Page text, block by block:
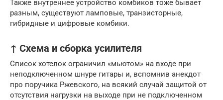
Также внутреннее устройство комбиков тоже бывает
разным, существуют ламповые, транзисторные,
гибридные и цифровые комбики.
↑ Схема и сборка усилителя
Список хотелок ограничил «мьютом» на входе при
неподключенном шнуре гитары и, вспомнив анекдот
про поручика Ржевского, на всякий случай защитой от
отсутствия нагрузки на выходе при не подключенном